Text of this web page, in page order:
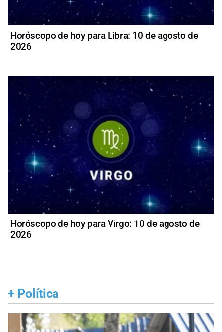
Horóscopo de hoy para Libra: 10 de agosto de
2026
Horóscopo de hoy para Virgo: 10 de agosto de
2026
+ Política